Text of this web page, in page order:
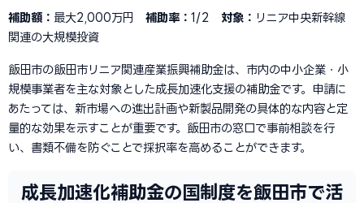
補助額： 最大2,000万円 補助率： 1/2 対象： リニア中央新幹線
関連の大規模投資
飯田市の飯田市リニア関連産業振興補助金は、市内の中小企業・小
規模事業者を主な対象とした成長加速化支援の補助金です。申請に
あたっては、新市場への進出計画や新製品開発の具体的な内容と定
量的な効果を示すことが重要です。飯田市の窓口で事前相談を行
い、書類不備を防ぐことで採択率を高めることができます。
成長加速化補助金の国制度を飯田市で活